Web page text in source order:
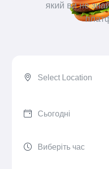
який ви не
Select Location